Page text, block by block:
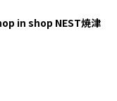
in shop NEST焼津